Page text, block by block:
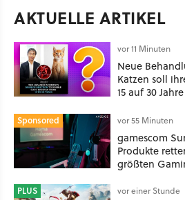
AKTUELLE ARTIKEL
vor 11 Minuten
Neue
Katzen soll
15 auf 30
kritisch damit
Sponsored vor 55 Minuten
gamescom
Produkte
größten
PLUS vor einer Stunde